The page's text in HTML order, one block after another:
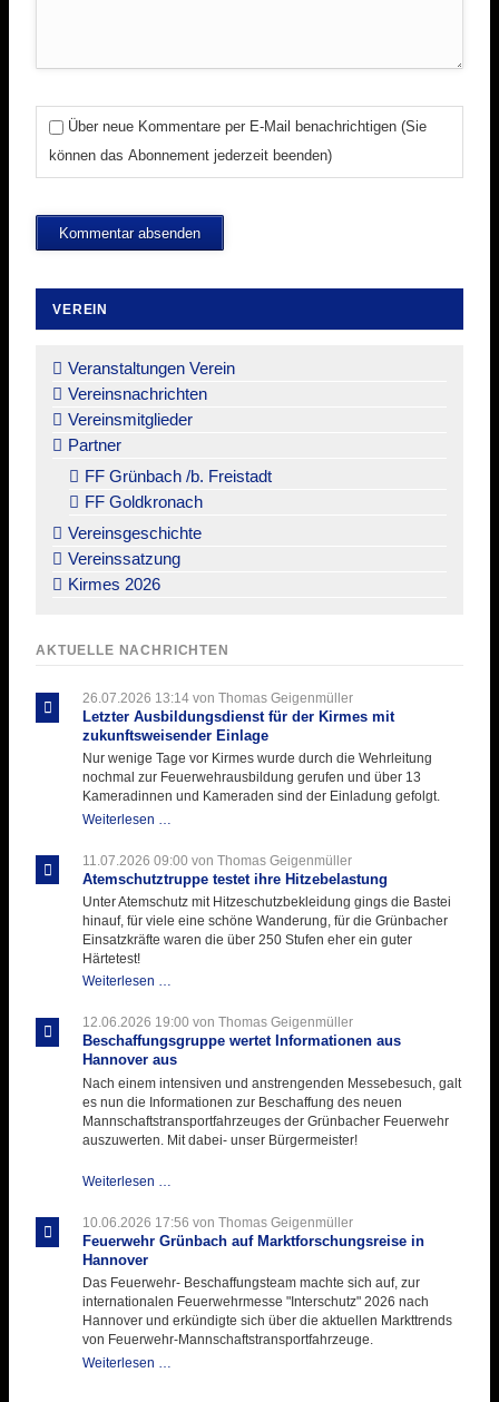
Über neue Kommentare per E-Mail benachrichtigen (Sie
können das Abonnement jederzeit beenden)
Kommentar absenden
VEREIN
überspringen
Veranstaltungen Verein
Vereinsnachrichten
Vereinsmitglieder
Partner
FF Grünbach /b. Freistadt
FF Goldkronach
Vereinsgeschichte
Vereinssatzung
Kirmes 2026
AKTUELLE NACHRICHTEN
26.07.2026 13:14von Thomas Geigenmüller
Letzter Ausbildungsdienst für der Kirmes mit
zukunftsweisender Einlage
Nur wenige Tage vor Kirmes wurde durch die Wehrleitung
nochmal zur Feuerwehrausbildung gerufen und über 13
Kameradinnen und Kameraden sind der Einladung gefolgt.
Weiterlesen …
für
der
Kirmes
mit
zukunftsweisender
11.07.2026 09:00 von Thomas Geigenmüller
Atemschutztruppe testet ihre Hitzebelastung
Unter Atemschutz mit Hitzeschutzbekleidung gings die Bastei
hinauf, für viele eine schöne Wanderung, für die Grünbacher
Einsatzkräfte waren die über 250 Stufen eher ein guter
Härtetest!
Weiterlesen …
ihre
Hitzebelastung
12.06.2026 19:00 von Thomas Geigenmüller
Beschaffungsgruppe wertet Informationen aus
Hannover aus
Nach einem intensiven und anstrengenden Messebesuch, galt
es nun die Informationen zur Beschaffung des neuen
Mannschaftstransportfahrzeuges der Grünbacher Feuerwehr
auszuwerten. Mit dabei- unser Bürgermeister!
Weiterlesen …
Informationen
aus
aus
10.06.2026 17:56 von Thomas Geigenmüller
Feuerwehr Grünbach auf Marktforschungsreise in
Hannover
Das Feuerwehr- Beschaffungsteam machte sich auf, zur
internationalen Feuerwehrmesse "Interschutz" 2026 nach
Hannover und erkündigte sich über die aktuellen Markttrends
von Feuerwehr-Mannschaftstransportfahrzeuge.
Weiterlesen …